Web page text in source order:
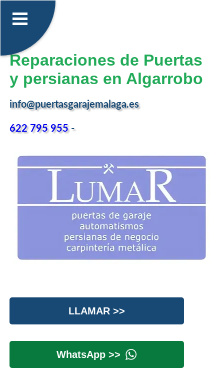
Reparaciones de Puertas
y persianas en Algarrobo
info@puertasgarajemalaga.es
622 795 955-
LLAMAR >>
WhatsApp >>